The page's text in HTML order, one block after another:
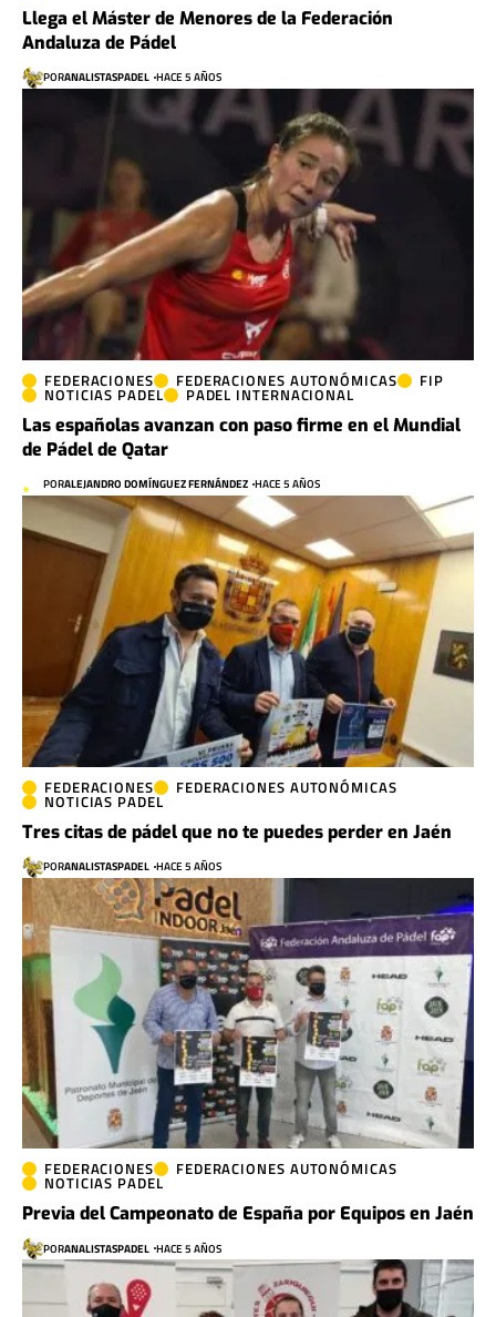
Llega el Máster de Menores de la Federación
Andaluza de Pádel
PORANALISTASPADEL HACE 5 AÑOS
FEDERACIONES FEDERACIONES AUTONÓMICAS FIP
NOTICIAS PADEL PADEL INTERNACIONAL
Las españolas avanzan con paso firme en el Mundial
de Pádel de Qatar
PORALEJANDRO DOMÍNGUEZ FERNÁNDEZ HACE 5 AÑOS
FEDERACIONES FEDERACIONES AUTONÓMICAS
NOTICIAS PADEL
Tres citas de pádel que no te puedes perder en Jaén
PORANALISTASPADEL HACE 5 AÑOS
FEDERACIONES FEDERACIONES AUTONÓMICAS
NOTICIAS PADEL
Previa del Campeonato de España por Equipos en Jaén
PORANALISTASPADEL HACE 5 AÑOS